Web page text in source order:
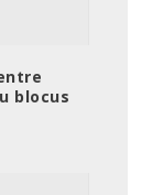
blocus